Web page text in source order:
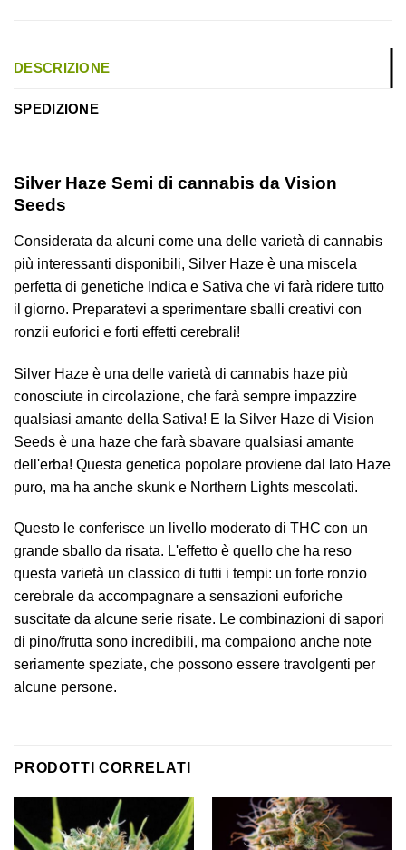
DESCRIZIONE
SPEDIZIONE
Silver Haze Semi di cannabis da Vision
Seeds
Considerata da alcuni come una delle varietà di cannabis
più interessanti disponibili, Silver Haze è una miscela
perfetta di genetiche Indica e Sativa che vi farà ridere tutto
il giorno. Preparatevi a sperimentare sballi creativi con
ronzii euforici e forti effetti cerebrali!
Silver Haze è una delle varietà di cannabis haze più
conosciute in circolazione, che farà sempre impazzire
qualsiasi amante della Sativa! E la Silver Haze di Vision
Seeds è una haze che farà sbavare qualsiasi amante
dell'erba! Questa genetica popolare proviene dal lato Haze
puro, ma ha anche skunk e Northern Lights mescolati.
Questo le conferisce un livello moderato di THC con un
grande sballo da risata. L'effetto è quello che ha reso
questa varietà un classico di tutti i tempi: un forte ronzio
cerebrale da accompagnare a sensazioni euforiche
suscitate da alcune serie risate. Le combinazioni di sapori
di pino/frutta sono incredibili, ma compaiono anche note
seriamente speziate, che possono essere travolgenti per
alcune persone.
PRODOTTI CORRELATI